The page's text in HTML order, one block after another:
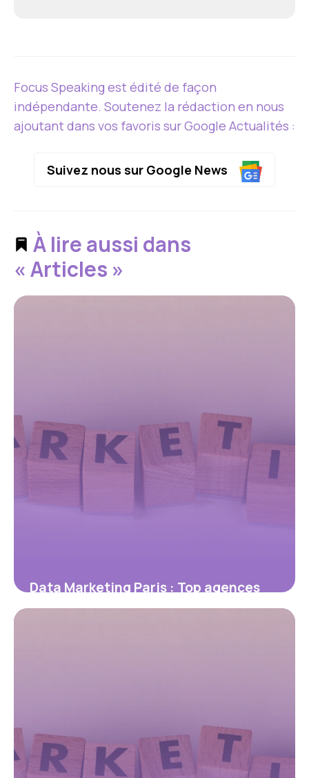
Focus Speaking est édité de façon
indépendante. Soutenez la rédaction en nous
ajoutant dans vos favoris sur Google Actualités :
Suivez nous sur Google News
À lire aussi dans
« Articles »
Data Marketing Paris : Top agences
2026